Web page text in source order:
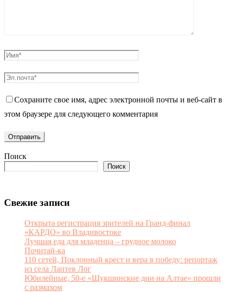
Сохраните свое имя, адрес электронной почты и веб-сайт в
этом браузере для следующего комментария
Поиск
Поиск
Свежие записи
Открыта регистрация зрителей на Гранд-финал
«КАРДО» во Владивостоке
Лучшая еда для младенца – грудное молоко
Почитай-ка
110 сетей, Поклонный крест и вера в победу: репортаж
из села Лаптев Лог
Юбилейные, 50-е «Шукшинские дни на Алтае» прошли
с размахом